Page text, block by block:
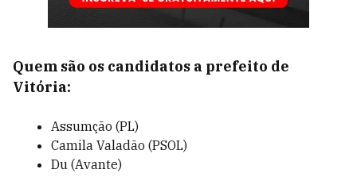
Quem são os candidatos a prefeito de
Vitória:
Assumção (PL)
Camila Valadão (PSOL)
Du (Avante)